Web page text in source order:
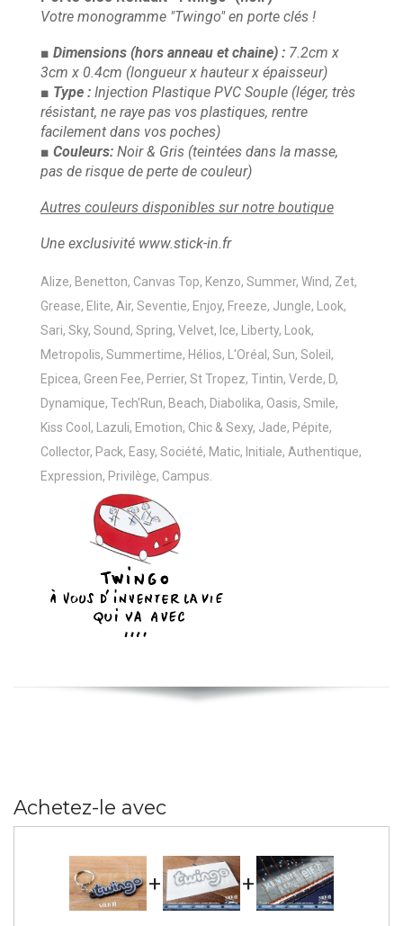
Votre monogramme "Twingo" en porte clés !
■ Dimensions (hors anneau et chaine) : 7.2cm x
3cm x 0.4cm (longueur x hauteur x épaisseur)
■ Type : Injection Plastique PVC Souple (léger, très
résistant, ne raye pas vos plastiques, rentre
facilement dans vos poches)
■ Couleurs: Noir & Gris (teintées dans la masse,
pas de risque de perte de couleur)
Autres couleurs disponibles sur notre boutique
Une exclusivité www.stick-in.fr
Alize, Benetton, Canvas Top, Kenzo, Summer, Wind, Zet,
Grease, Elite, Air, Seventie, Enjoy, Freeze, Jungle, Look,
Sari, Sky, Sound, Spring, Velvet, Ice, Liberty, Look,
Metropolis, Summertime, Hélios, L'Oréal, Sun, Soleil,
Epicea, Green Fee, Perrier, St Tropez, Tintin, Verde, D,
Dynamique, Tech'Run, Beach, Diabolika, Oasis, Smile,
Kiss Cool, Lazuli, Emotion, Chic & Sexy, Jade, Pépite,
Collector, Pack, Easy, Société, Matic, Initiale, Authentique,
Expression, Privilège, Campus.
Achetez-le avec
+ +